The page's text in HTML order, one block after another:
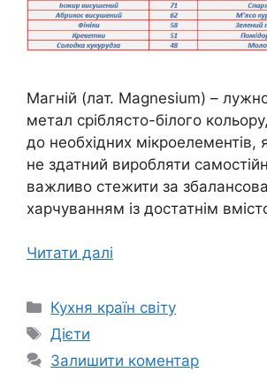
Магній (лат. Magnesium) –
метал сріблясто-білого
до необхідних мікроелементів,
не здатний виробляти
важливо стежити за
харчуванням із достатнім
Читати далі
Категорії
Кухня країн світу
Позначки
Дієти
Залишити коментар